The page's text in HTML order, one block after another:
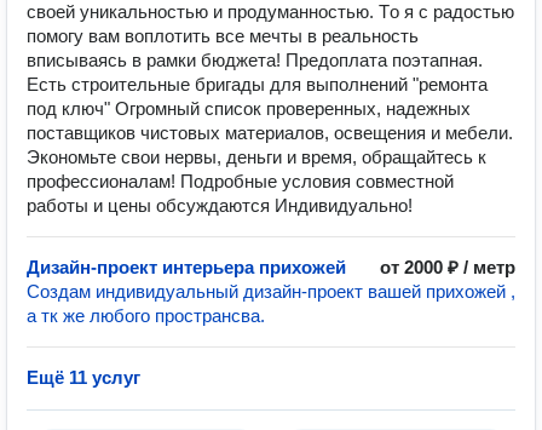
своей уникальностью и продуманностью. Tо я c радостью
помогу вам воплотить все мечты в реальность
вписываясь в рамки бюджета! Предоплата поэтапная.
Есть строительные бригады для выполнений "ремонта
под ключ" Огромный список проверенных, надежных
поставщиков чистовых материалов, освещения и мебели.
Экономьте свои нервы, деньги и время, обращайтесь к
профессионалам! Подробные условия совместной
работы и цены обсуждаются Индивидуально!
Дизайн-проект интерьера прихожей
от 2000 ₽ / метр
Создам индивидуальный дизайн-проект вашей прихожей ,
а тк же любого пространсва.
Ещё 11 услуг